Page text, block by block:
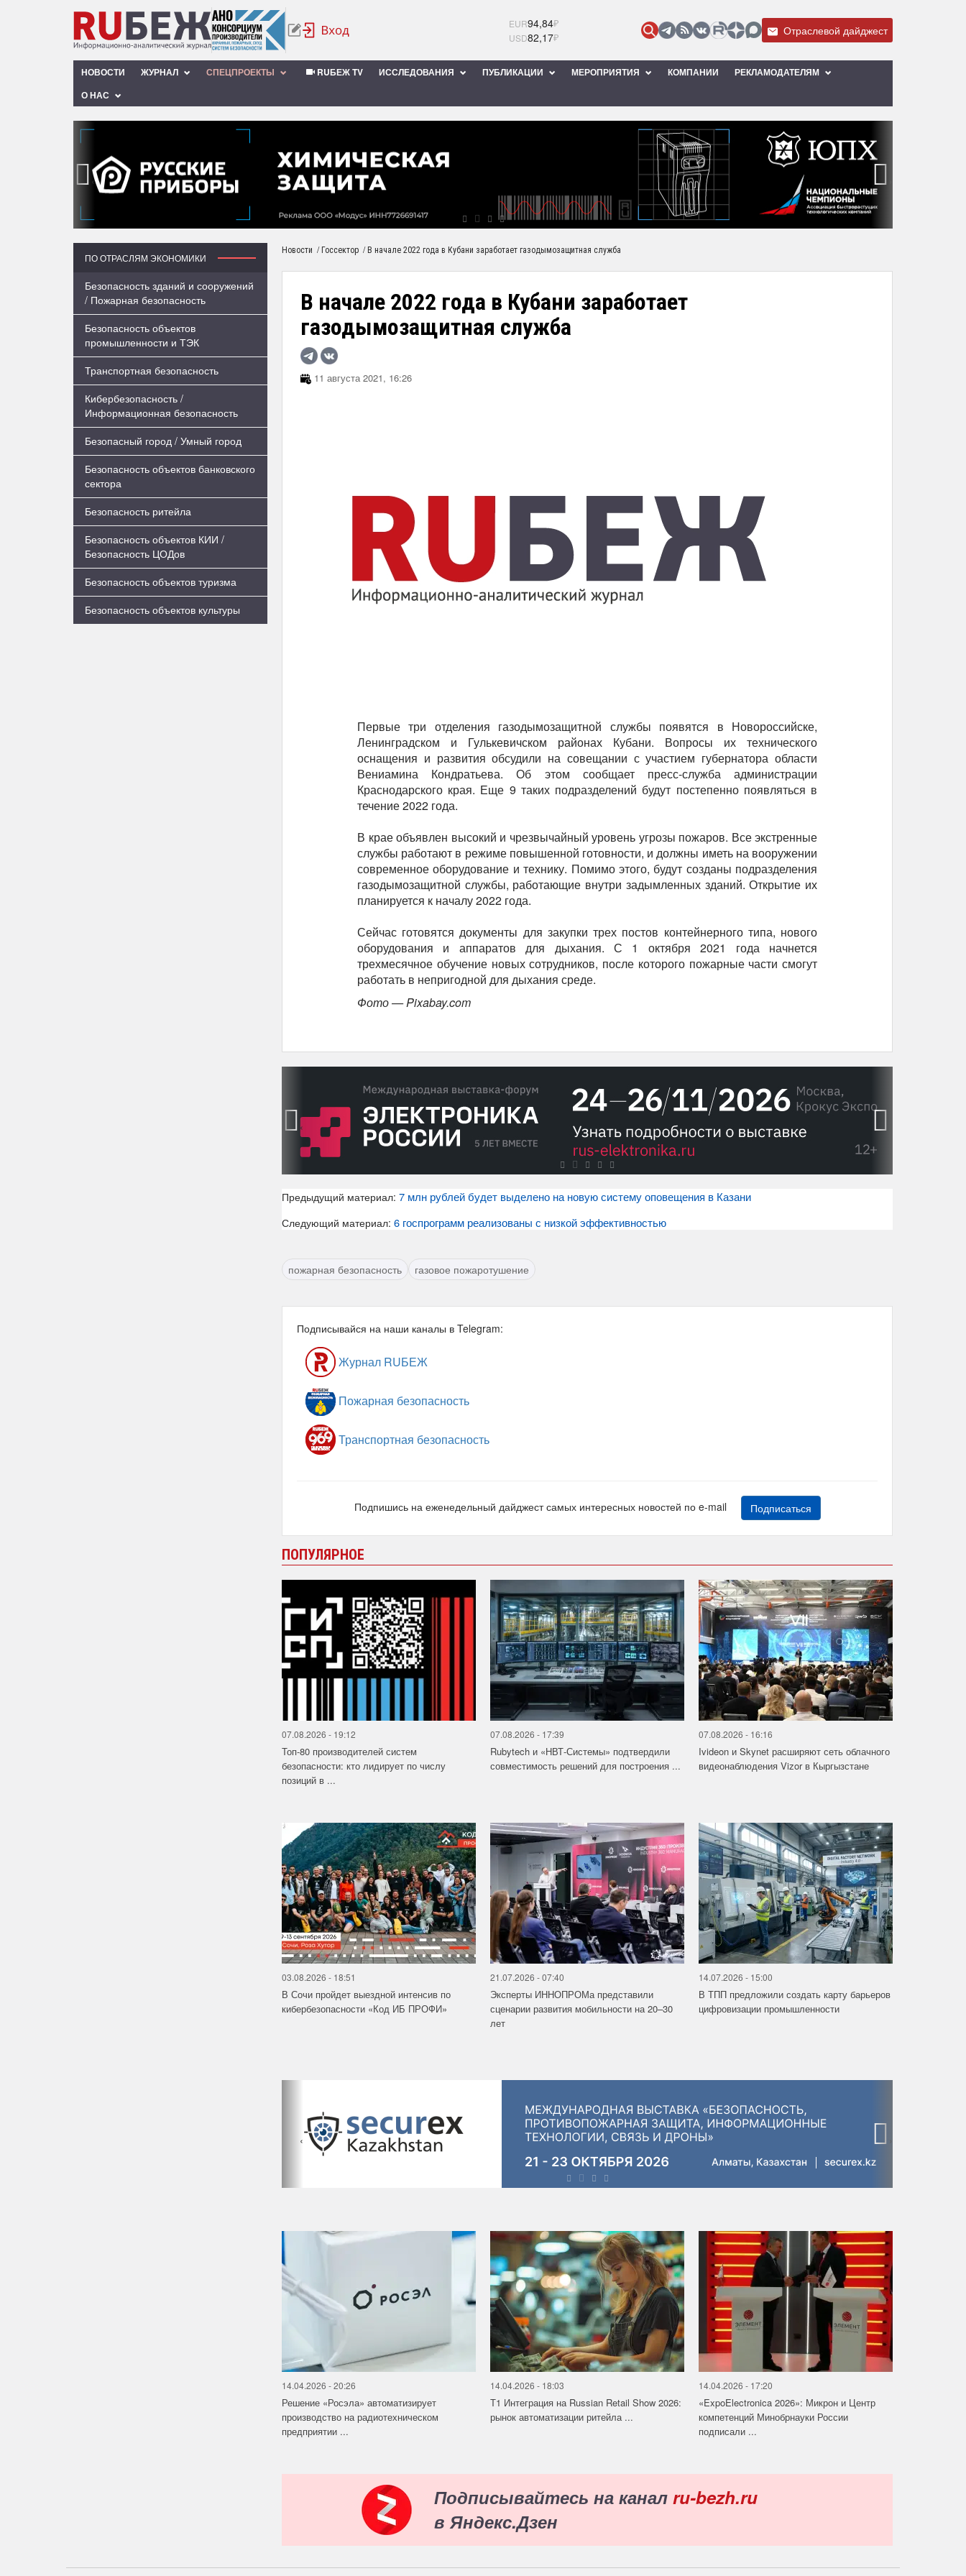
EUR94,84₽
USD82,17₽ Отраслевой дайджест
НОВОСТИ ЖУРНАЛ СПЕЦПРОЕКТЫ RUБЕЖ TV ИССЛЕДОВАНИЯ ПУБЛИКАЦИИ МЕРОПРИЯТИЯ КОМПАНИИ
РЕКЛАМОДАТЕЛЯМ
О НАС
‹
ПО ОТРАСЛЯМ ЭКОНОМИКИ
Безопасность зданий и сооружений
/ Пожарная безопасность
Безопасность объектов
промышленности и ТЭК
Транспортная безопасность
Кибербезопасность /
Информационная безопасность
Безопасный город / Умный город
Безопасность объектов банковского
сектора
Безопасность ритейла
Безопасность объектов КИИ /
Безопасность ЦОДов
Безопасность объектов туризма
Безопасность объектов культуры
Новости / Госсектор / В начале 2022 года в Кубани заработает газодымозащитная служба
В начале 2022 года в Кубани заработает
газодымозащитная служба
11 августа 2021, 16:26
Первые три отделения газодымозащитной службы появятся в Новороссийске,
Ленинградском и Гулькевичском районах Кубани. Вопросы их технического
оснащения и развития обсудили на совещании с участием губернатора области
Вениамина Кондратьева. Об этом сообщает пресс-служба администрации
Краснодарского края. Еще 9 таких подразделений будут постепенно появляться в
течение 2022 года.
В крае объявлен высокий и чрезвычайный уровень угрозы пожаров. Все экстренные
службы работают в режиме повышенной готовности, и должны иметь на вооружении
современное оборудование и технику. Помимо этого, будут созданы подразделения
газодымозащитной службы, работающие внутри задымленных зданий. Открытие их
планируется к началу 2022 года.
Сейчас готовятся документы для закупки трех постов контейнерного типа, нового
оборудования и аппаратов для дыхания. С 1 октября 2021 года начнется
трехмесячное обучение новых сотрудников, после которого пожарные части смогут
работать в непригодной для дыхания среде.
Фото — Pixabay.com
‹
Предыдущий материал: 7 млн рублей будет выделено на новую систему оповещения в Казани
Следующий материал: 6 госпрограмм реализованы с низкой эффективностью
пожарная безопасность газовое пожаротушение
Подписывайся на наши каналы в Telegram:
Журнал RUБЕЖ
Пожарная безопасность
Транспортная безопасность
Подпишись на еженедельный дайджест самых интересных новостей по e-mail Подписаться
ПОПУЛЯРНОЕ
07.08.2026 - 19:12
Топ-80 производителей систем
безопасности: кто лидирует по числу
позиций в ...
07.08.2026 - 17:39
Rubytech и «НВТ-Системы» подтвердили
совместимость решений для построения ...
07.08.2026 - 16:16
Ivideon и Skynet расширяют сеть облачного
видеонаблюдения Vizor в Кыргызстане
03.08.2026 - 18:51
В Сочи пройдет выездной интенсив по
кибербезопасности «Код ИБ ПРОФИ»
21.07.2026 - 07:40
Эксперты ИННОПРОМа представили
сценарии развития мобильности на 20–30
лет
14.07.2026 - 15:00
В ТПП предложили создать карту барьеров
цифровизации промышленности
‹
14.04.2026 - 20:26
Решение «Росэла» автоматизирует
производство на радиотехническом
предприятии ...
14.04.2026 - 18:03
Т1 Интеграция на Russian Retail Show 2026:
рынок автоматизации ритейла ...
14.04.2026 - 17:20
«ExpoElectronica 2026»: Микрон и Центр
компетенций Минобрнауки России
подписали ...
Подписывайтесь на канал ru-bezh.ru
в Яндекс.Дзен